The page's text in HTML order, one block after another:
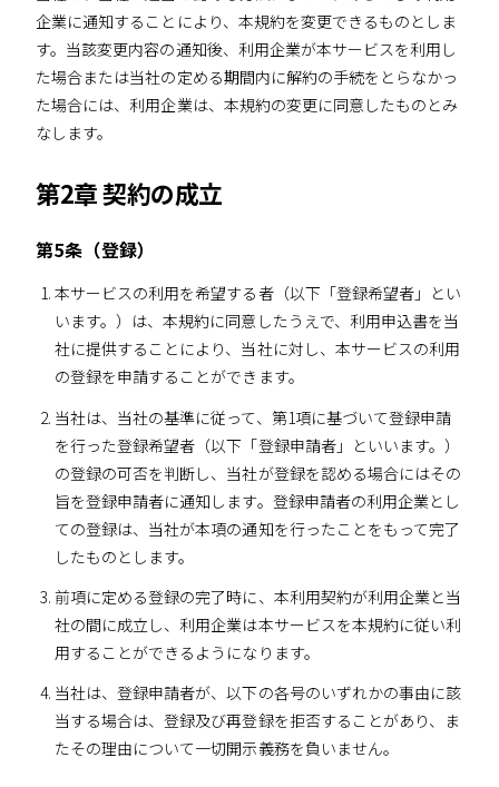
企業に通知することにより、本規約を変更できるものとしま
す。当該変更内容の通知後、利用企業が本サービスを利用し
た場合または当社の定める期間内に解約の手続をとらなかっ
た場合には、利用企業は、本規約の変更に同意したものとみ
なします。
第2章 契約の成立
第5条（登録）
本サービスの利用を希望する者（以下「登録希望者」とい
います。）は、本規約に同意したうえで、利用申込書を当
社に提供することにより、当社に対し、本サービスの利用
の登録を申請することができます。
当社は、当社の基準に従って、第1項に基づいて登録申請
を行った登録希望者（以下「登録申請者」といいます。）
の登録の可否を判断し、当社が登録を認める場合にはその
旨を登録申請者に通知します。登録申請者の利用企業とし
ての登録は、当社が本項の通知を行ったことをもって完了
したものとします。
前項に定める登録の完了時に、本利用契約が利用企業と当
社の間に成立し、利用企業は本サービスを本規約に従い利
用することができるようになります。
当社は、登録申請者が、以下の各号のいずれかの事由に該
当する場合は、登録及び再登録を拒否することがあり、ま
たその理由について一切開示義務を負いません。